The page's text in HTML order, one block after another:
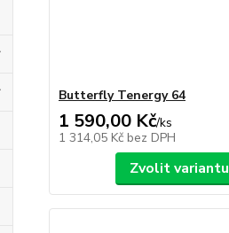
Butterfly Tenergy 64
1 590,00 Kč/ks
1 314,05 Kč bez DPH
Zvolit variantu